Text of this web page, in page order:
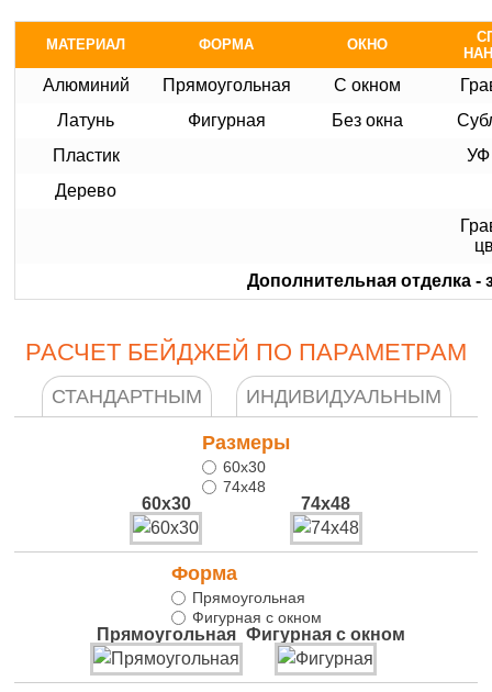
МАТЕРИАЛ ФОРМА ОКНО
Алюминий Прямоугольная С окном
Латунь
Фигурная Без окна
Пластик
УФ
Дерево
Дополнительная отделка -
РАСЧЕТ БЕЙДЖЕЙ ПО ПАРАМЕТРАМ
СТАНДАРТНЫМ ИНДИВИДУАЛЬНЫМ
Размеры
60х30
74х48
60х30 74х48
Форма
Прямоугольная
Фигурная с окном
Прямоугольная Фигурная с окном